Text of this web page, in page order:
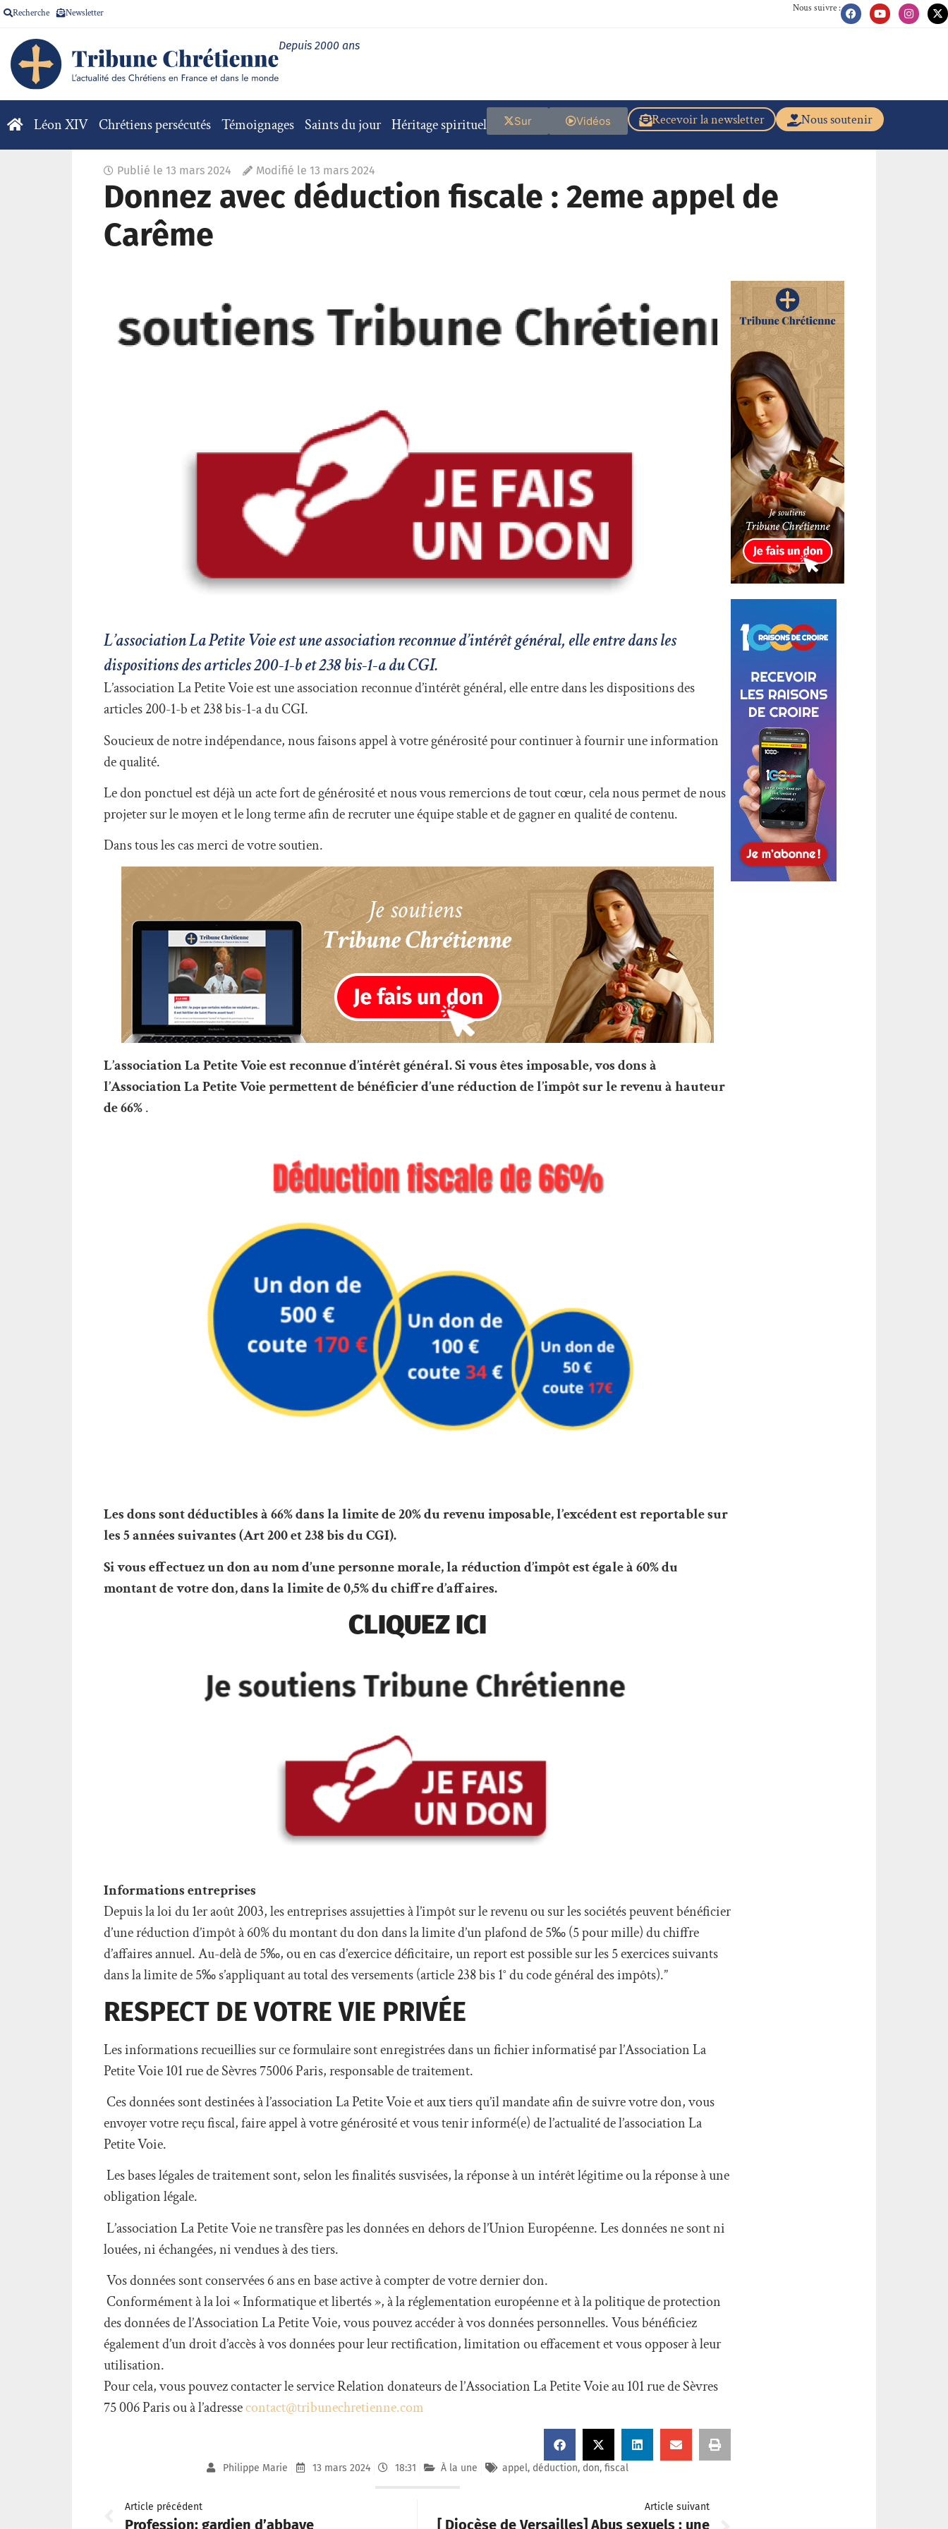
Recherche Newsletter Nous suivre :
Depuis 2000 ans
Léon XIV Chrétiens persécutés Témoignages Saints du jour Héritage spirituel Nous soutenir
Recevoir la newsletter
Vidéos
Sur
Publié le 13 mars 2024 Modifié le 13 mars 2024
Donnez avec déduction fiscale : 2eme appel de
Carême
L’association La Petite Voie est une association reconnue d’intérêt général, elle entre dans les
dispositions des articles 200-1-b et 238 bis-1-a du CGI.
L’association La Petite Voie est une association reconnue d’intérêt général, elle entre dans les dispositions des
articles 200-1-b et 238 bis-1-a du CGI.
Soucieux de notre indépendance, nous faisons appel à votre générosité pour continuer à fournir une information
de qualité.
Le don ponctuel est déjà un acte fort de générosité et nous vous remercions de tout cœur, cela nous permet de nous
projeter sur le moyen et le long terme afin de recruter une équipe stable et de gagner en qualité de contenu.
Dans tous les cas merci de votre soutien.
L’association La Petite Voie est reconnue d’intérêt général.Si vous êtes imposable, vos dons à
l’Association La Petite Voie permettent de bénéficier d’une réduction de l’impôt sur le revenu à hauteur
de 66%.
Les dons sont déductibles à 66% dans la limite de 20% du revenu imposable, l’excédent est reportable sur
les 5 années suivantes (Art 200 et 238 bis du CGI).
Si vous effectuez un don au nom d’une personne morale, la réduction d’impôt est égale à 60% du
montant de votre don, dans la limite de 0,5% du chiffre d’affaires.
CLIQUEZ ICI
Informations entreprises
Depuis la loi du 1er août 2003, les entreprises assujetties à l’impôt sur le revenu ou sur les sociétés peuvent bénéficier
d’une réduction d’impôt à 60% du montant du don dans la limite d’un plafond de 5‰ (5 pour mille) du chiffre
d’affaires annuel. Au-delà de 5‰, ou en cas d’exercice déficitaire, un report est possible sur les 5 exercices suivants
dans la limite de 5‰ s’appliquant au total des versements (article 238 bis 1° du code général des impôts).”
RESPECT DE VOTRE VIE PRIVÉE
Les informations recueillies sur ce formulaire sont enregistrées dans un fichier informatisé par l’Association La
Petite Voie 101 rue de Sèvres 75006 Paris, responsable de traitement.
Ces données sont destinées à l’association La Petite Voie et aux tiers qu’il mandate afin de suivre votre don, vous
envoyer votre reçu fiscal, faire appel à votre générosité et vous tenir informé(e) de l’actualité de l’association La
Petite Voie.
Les bases légales de traitement sont, selon les finalités susvisées, la réponse à un intérêt légitime ou la réponse à une
obligation légale.
L’association La Petite Voie ne transfère pas les données en dehors de l’Union Européenne. Les données ne sont ni
louées, ni échangées, ni vendues à des tiers.
Vos données sont conservées 6 ans en base active à compter de votre dernier don.
Conformément à la loi « Informatique et libertés », à la réglementation européenne et à la politique de protection
des données de l’Association La Petite Voie, vous pouvez accéder à vos données personnelles. Vous bénéficiez
également d’un droit d’accès à vos données pour leur rectification, limitation ou effacement et vous opposer à leur
utilisation.
Pour cela, vous pouvez contacter le service Relation donateurs de l’Association La Petite Voie au 101 rue de Sèvres
75 006 Paris ou à l’adressecontact@tribunechretienne.com
Philippe Marie 13 mars 2024 18:31 À la une appel, déduction, don,fiscal
Article précédent
Profession: gardien d’abbaye
Article suivant
[ Diocèse de Versailles] Abus sexuels : une